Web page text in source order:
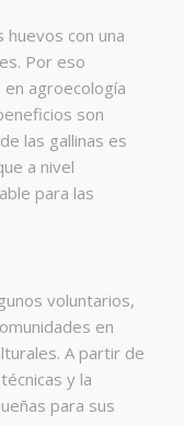
huevos con una
Por eso
agroecología
son
las gallinas es
a nivel
para las
voluntarios,
en
A partir de
y la
para sus